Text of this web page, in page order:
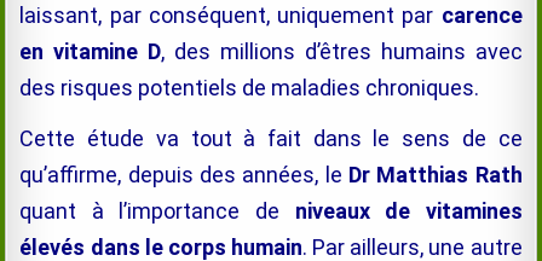
laissant, par conséquent,uniquement par carence
en vitamine D, des millions d’êtres humains avec
des risques potentiels de maladies chroniques.
Cette étude va tout à fait dans le sens de ce
qu’affirme, depuis des années, le Dr Matthias Rath
quant à l’importance de niveaux de vitamines
élevés dans le corps humain. Par ailleurs, une autre